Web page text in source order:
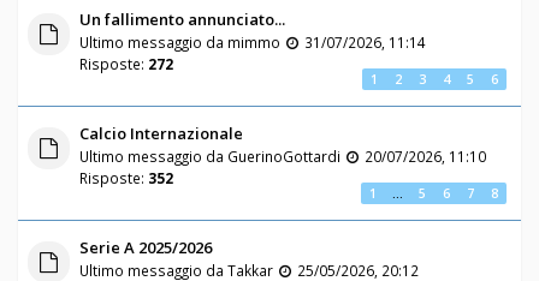
Un fallimento annunciato...
Ultimo messaggio da mimmo
31/07/2026, 11:14
Risposte: 272
1 2 3 4 5 6
Calcio Internazionale
Ultimo messaggio da GuerinoGottardi
20/07/2026, 11:10
Risposte: 352
1 … 5 6 7 8
Serie A 2025/2026
Ultimo messaggio da Takkar
25/05/2026, 20:12